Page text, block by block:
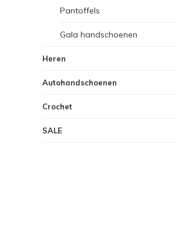
Pantoffels
Gala handschoenen
Heren
Autohandschoenen
Crochet
SALE